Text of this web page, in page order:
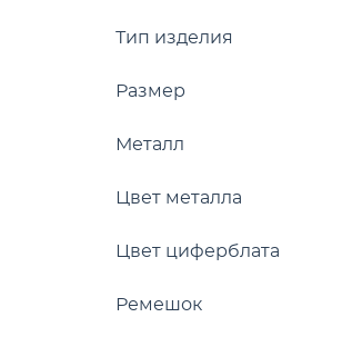
Тип изделия
Размер
Металл
Цвет металла
Цвет циферблата
Ремешок